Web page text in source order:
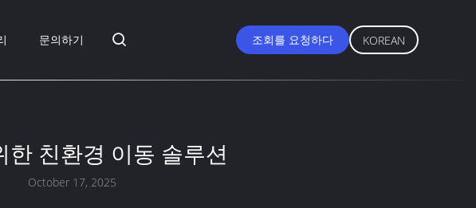
문의하기 조회를 요청하다 KOREAN
한 친환경 이동 솔루션
October 17, 2025